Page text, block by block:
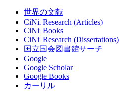
世界の文献
CiNii Research (Articles)
CiNii Books
CiNii Research (Dissertations)
国立国会図書館サーチ
Google
Google Scholar
Google Books
カーリル